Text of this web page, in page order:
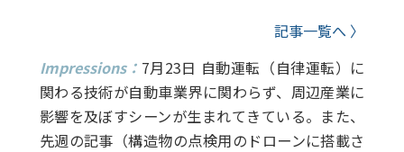
記事一覧へ 〉
Impressions： 7月23日 自動運転（自律運転）に
関わる技術が自動車業界に関わらず、周辺産業に
影響を及ぼすシーンが生まれてきている。また、
先週の記事（構造物の点検用のドローンに搭載さ